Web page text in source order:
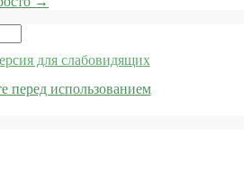
для слабовидящих
перед использованием